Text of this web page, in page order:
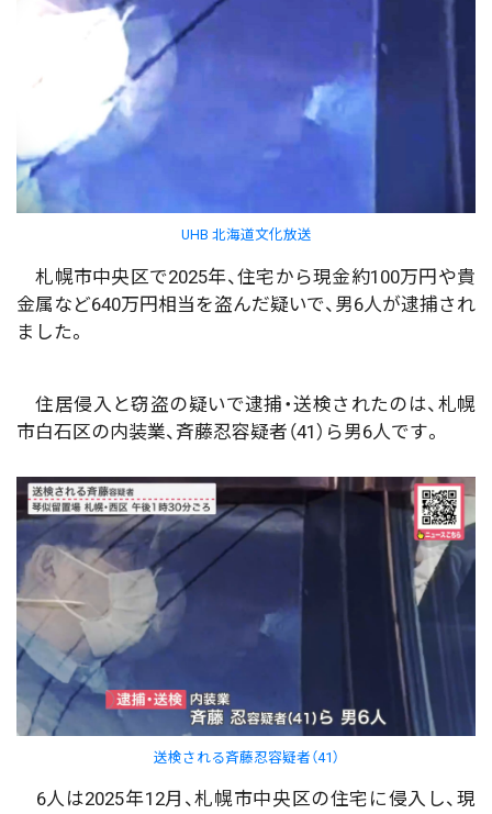
UHB 北海道文化放送
札幌市中央区で2025年、住宅から現金約100万円や貴
金属など640万円相当を盗んだ疑いで、男6人が逮捕され
ました。
住居侵入と窃盗の疑いで逮捕・送検されたのは、札幌
市白石区の内装業、斉藤忍容疑者（41）ら男6人です。
送検される斉藤忍容疑者（41）
6人は2025年12月、札幌市中央区の住宅に侵入し、現